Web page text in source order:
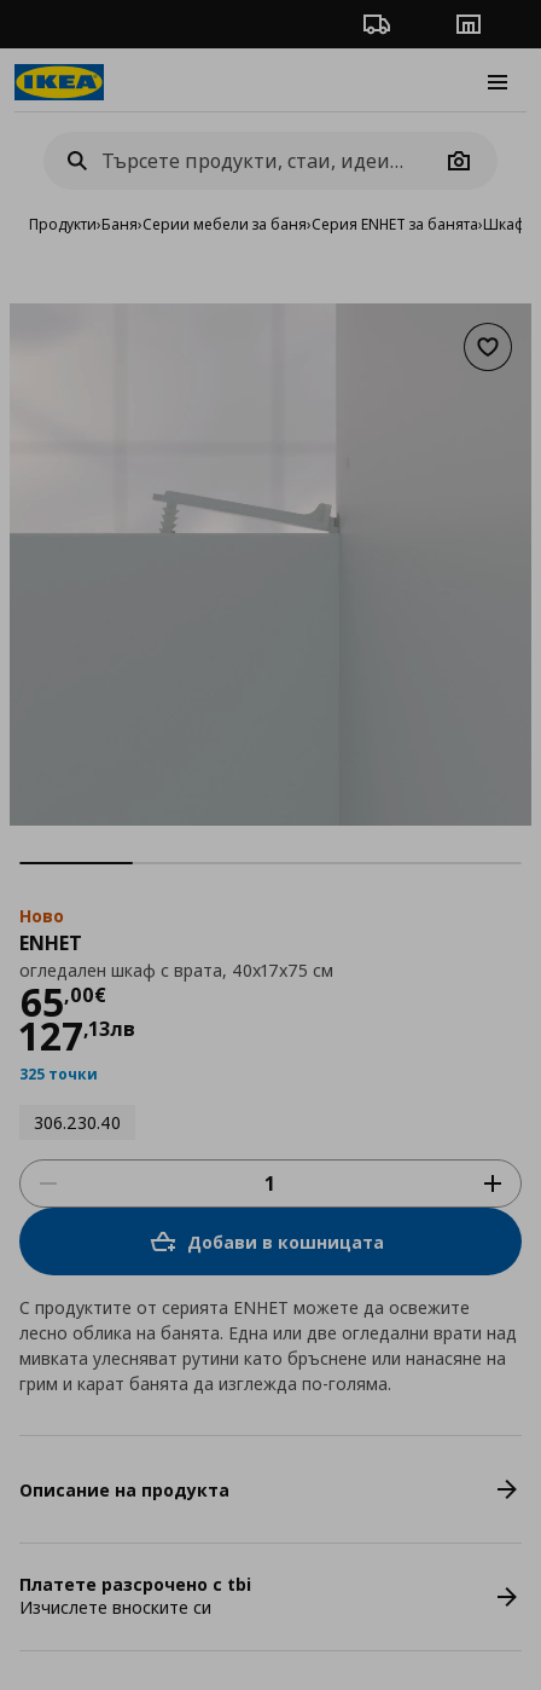
Проследяване на
Camera
Продукти›Баня›Серии мебели за баня›Серия ENHET за банята›
Ново
ENHET
огледален шкаф с врата, 40x17x75 см
65,00€
Цена
127,13лв
325 точки
306.230.40
Добави в кошницата
С продуктите от серията ENHET можете да освежите
лесно облика на банята. Една или две огледални врати над
мивката улесняват рутини като бръснене или нанасяне на
грим и карат банята да изглежда по-голяма.
Описание на продукта
Платете разсрочено с tbi
Изчислете вноските си